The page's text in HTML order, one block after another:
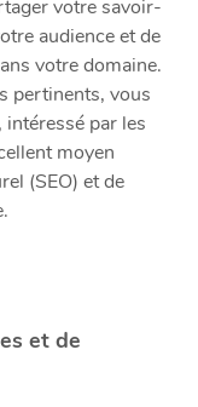
votre savoir-
audience et de
votre domaine.
pertinents, vous
par les
moyen
(SEO) et de
et de